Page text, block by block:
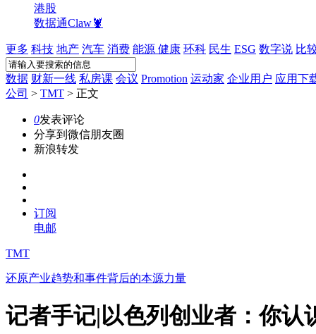
港股
数据通Claw🦞
更多 科技 地产 汽车 消费 能源 健康 环科 民生 ESG 数字说 比
数据 财新一线 私房课 会议 Promotion 运动家 企业用户 应用下
公司 > TMT > 正文
0发表评论
分享到微信朋友圈
新浪转发
订阅
电邮
TMT
还原产业趋势和事件背后的本源力量
记者手记|以色列创业者：你